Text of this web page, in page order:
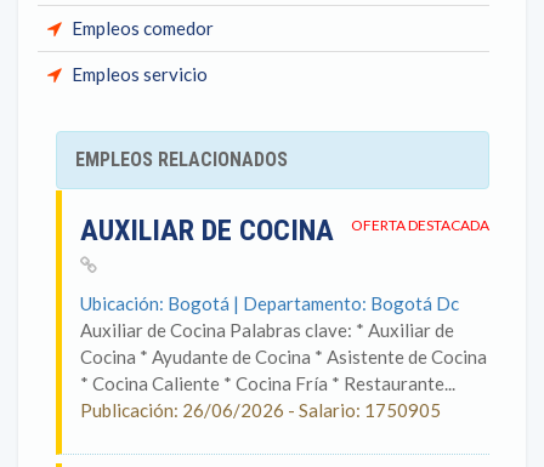
Empleos comedor
Empleos servicio
EMPLEOS RELACIONADOS
OFERTA DESTACADA
AUXILIAR DE COCINA
Ubicación: Bogotá | Departamento: Bogotá Dc
Auxiliar de Cocina Palabras clave: * Auxiliar de
Cocina * Ayudante de Cocina * Asistente de Cocina
* Cocina Caliente * Cocina Fría * Restaurante...
Publicación: 26/06/2026 - Salario: 1750905